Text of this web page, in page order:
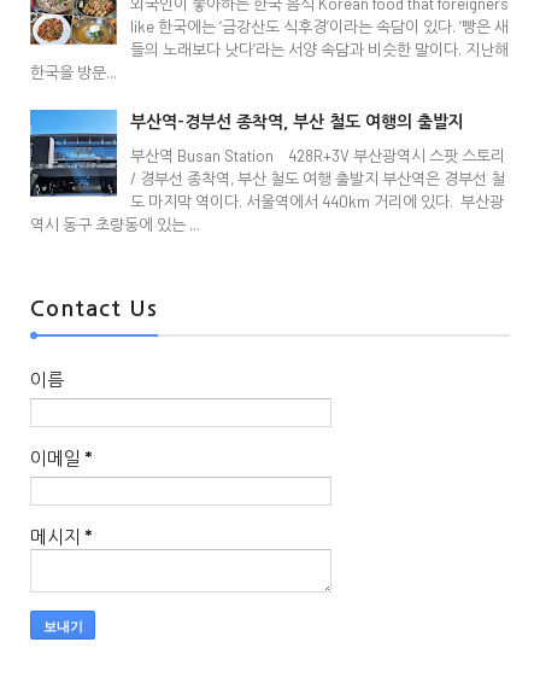
외국인이 좋아하는 한국 음식 Korean food that foreigners
like 한국에는 ‘금강산도 식후경’이라는 속담이 있다. ‘빵은 새
들의 노래보다 낫다’라는 서양 속담과 비슷한 말이다. 지난해
한국을 방문...
부산역-경부선 종착역, 부산 철도 여행의 출발지
부산역 Busan Station 428R+3V 부산광역시 스팟 스토리
/ 경부선 종착역, 부산 철도 여행 출발지 부산역은 경부선 철
도 마지막 역이다. 서울역에서 440km 거리에 있다. 부산광
역시 동구 초량동에 있는 ...
Contact Us
이름
이메일 *
메시지 *